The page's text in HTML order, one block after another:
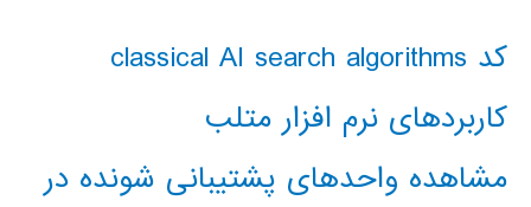
کد classical AI search algorithms
کاربردهای نرم افزار متلب
مشاهده واحدهای پشتیبانی شونده در